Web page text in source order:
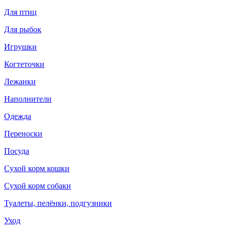
Для птиц
Для рыбок
Игрушки
Когтеточки
Лежанки
Наполнители
Одежда
Переноски
Посуда
Сухой корм кошки
Сухой корм собаки
Туалеты, пелёнки, подгузники
Уход